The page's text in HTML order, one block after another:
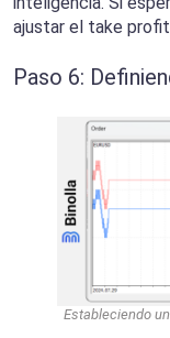
ajustar el take
Paso 6:
Estableciendo